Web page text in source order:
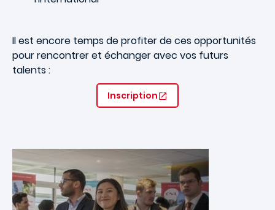
Il est encore temps de profiter de ces opportunités
pour rencontrer et échanger avec vos futurs
talents :
Inscription